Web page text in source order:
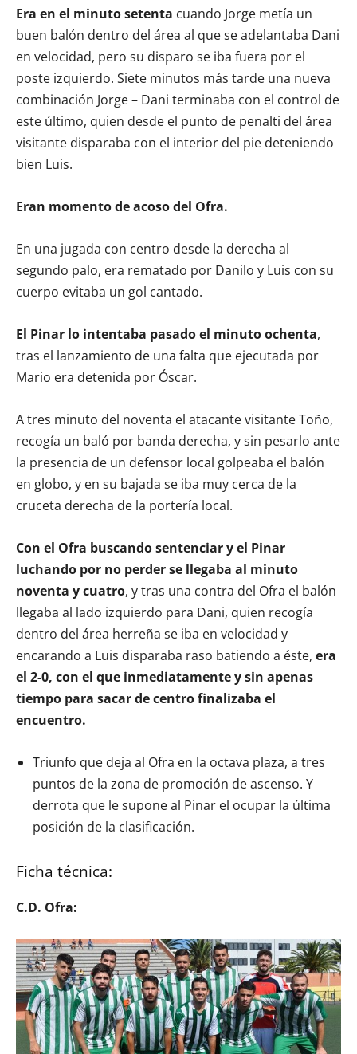
Era en el minuto setenta cuando Jorge metía un
buen balón dentro del área al que se adelantaba Dani
en velocidad, pero su disparo se iba fuera por el
poste izquierdo. Siete minutos más tarde una nueva
combinación Jorge – Dani terminaba con el control de
este último, quien desde el punto de penalti del área
visitante disparaba con el interior del pie deteniendo
bien Luis.
Eran momento de acoso del Ofra.
En una jugada con centro desde la derecha al
segundo palo, era rematado por Danilo y Luis con su
cuerpo evitaba un gol cantado.
El Pinar lo intentaba pasado el minuto ochenta,
tras el lanzamiento de una falta que ejecutada por
Mario era detenida por Óscar.
A tres minuto del noventa el atacante visitante Toño,
recogía un baló por banda derecha, y sin pesarlo ante
la presencia de un defensor local golpeaba el balón
en globo, y en su bajada se iba muy cerca de la
cruceta derecha de la portería local.
Con el Ofra buscando sentenciar y el Pinar
luchando por no perder se llegaba al minuto
noventa y cuatro, y tras una contra del Ofra el balón
llegaba al lado izquierdo para Dani, quien recogía
dentro del área herreña se iba en velocidad y
encarando a Luis disparaba raso batiendo a éste, era
el 2-0, con el que inmediatamente y sin apenas
tiempo para sacar de centro finalizaba el
encuentro.
Triunfo que deja al Ofra en la octava plaza, a tres
puntos de la zona de promoción de ascenso. Y
derrota que le supone al Pinar el ocupar la última
posición de la clasificación.
Ficha técnica:
C.D. Ofra: